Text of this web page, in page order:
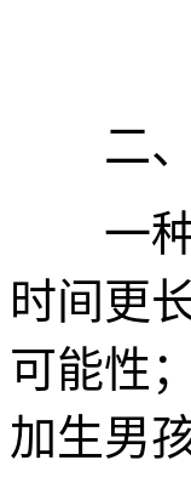
二、
一种
时间更
可能性
加生男